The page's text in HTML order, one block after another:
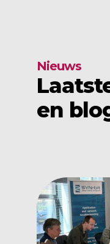
Nieuws
en